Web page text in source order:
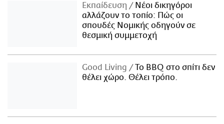
Εκπαίδευση
Νέοι δικηγόροι
αλλάζουν το τοπίο: Πώς οι
σπουδές Νομικής οδηγούν σε
θεσμική συμμετοχή
Good Living
Το BBQ στο σπίτι δεν
θέλει χώρο. Θέλει τρόπο.